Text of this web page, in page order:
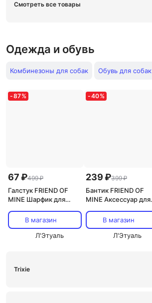
Смотреть все товары
Одежда и обувь
Комбинезоны для собак Обувь для собак
-87%
67 ₽499 ₽
Галстук FRIEND OF
MINE Шарфик для
CLOUDS
#fom_mommiesboy
В магазин
Л'Этуаль
-40%
239 ₽399 ₽
Бантик FRIEND OF
MINE Аксессуар для
#FOM_seriousmister
В магазин
Л'Этуаль
Trixie